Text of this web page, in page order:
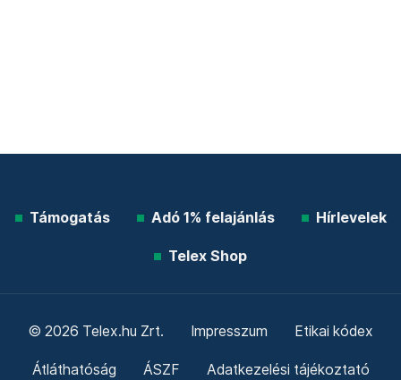
Támogatás Adó 1% felajánlás Hírlevelek
Telex Shop
© 2026 Telex.hu Zrt. Impresszum Etikai kódex
Átláthatóság ÁSZF Adatkezelési tájékoztató